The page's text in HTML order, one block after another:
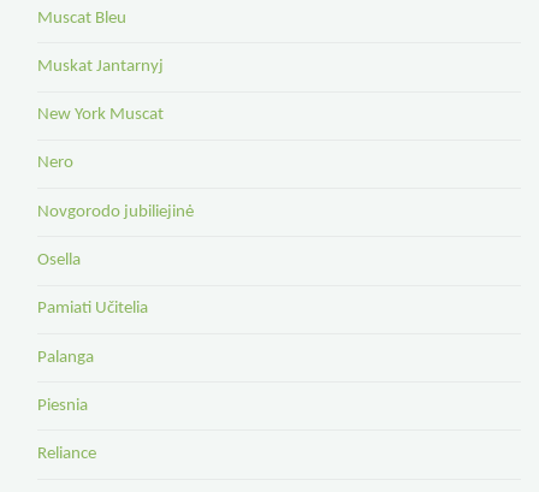
Muscat Bleu
Muskat Jantarnyj
New York Muscat
Nero
Novgorodo jubiliejinė
Osella
Pamiati Učitelia
Palanga
Piesnia
Reliance